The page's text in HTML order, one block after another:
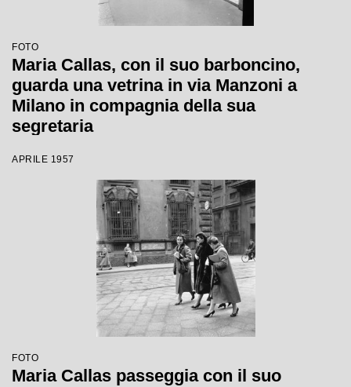
FOTO
Maria Callas, con il suo barboncino,
guarda una vetrina in via Manzoni a
Milano in compagnia della sua
segretaria
APRILE 1957
FOTO
Maria Callas passeggia con il suo